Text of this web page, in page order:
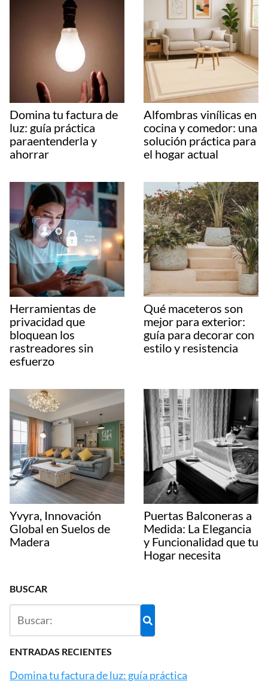
Domina tu factura de
luz: guía práctica
paraentenderla y
ahorrar
Alfombras vinílicas en
cocina y comedor: una
solución práctica para
el hogar actual
Herramientas de
privacidad que
bloquean los
rastreadores sin
esfuerzo
Qué maceteros son
mejor para exterior:
guía para decorar con
estilo y resistencia
Yvyra, Innovación
Global en Suelos de
Madera
Puertas Balconeras a
Medida: La Elegancia
y Funcionalidad que tu
Hogar necesita
BUSCAR
ENTRADAS RECIENTES
Domina tu factura de luz: guía práctica